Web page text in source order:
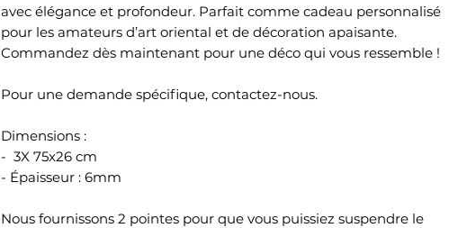
avec élégance et profondeur. Parfait comme cadeau personnalisé
pour les amateurs d’art oriental et de décoration apaisante.
Commandez dès maintenant pour une déco qui vous ressemble !
Pour une demande spécifique, contactez-nous.
Dimensions :
- 3X 75x26 cm
- Épaisseur : 6mm
Nous fournissons 2 pointes pour que vous puissiez suspendre le